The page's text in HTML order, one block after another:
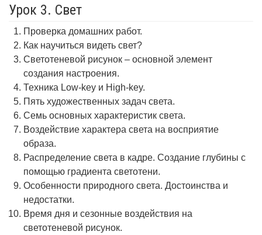
Урок 3. Свет
Проверка домашних работ.
Как научиться видеть свет?
Светотеневой рисунок – основной элемент
создания настроения.
Техника Low-key и High-key.
Пять художественных задач света.
Семь основных характеристик света.
Воздействие характера света на восприятие
образа.
Распределение света в кадре. Создание глубины с
помощью градиента светотени.
Особенности природного света. Достоинства и
недостатки.
Время дня и сезонные воздействия на
светотеневой рисунок.